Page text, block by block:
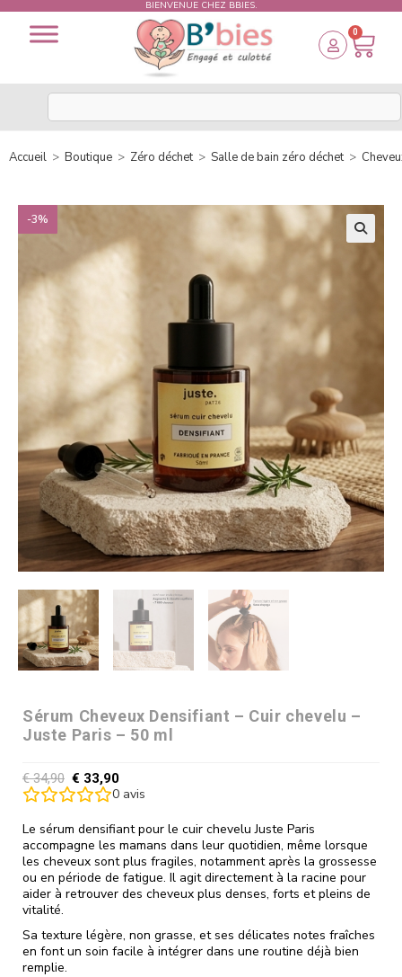
BIENVENUE CHEZ BBIES.
0
Accueil > Boutique > Zéro déchet > Salle de bain zéro déchet >
-3%
Sérum Cheveux Densifiant – Cuir chevelu –
Juste Paris – 50 ml
€34,90 € 33,90
0 avis
Le sérum densifiant pour le cuir chevelu Juste Paris
accompagne les mamans dans leur quotidien, même lorsque
les cheveux sont plus fragiles, notamment après la grossesse
ou en période de fatigue. Il agit directement à la racine pour
aider à retrouver des cheveux plus denses, forts et pleins de
vitalité.
Sa texture légère, non grasse, et ses délicates notes fraîches
en font un soin facile à intégrer dans une routine déjà bien
remplie.